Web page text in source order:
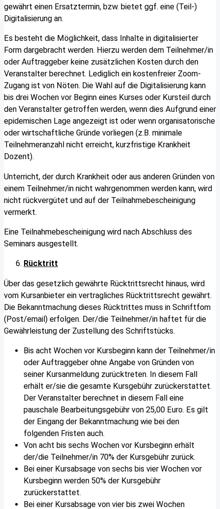
gewährt einen Ersatztermin, bzw. bietet ggf. eine (Teil-)
Digitalisierung an.
Es besteht die Möglichkeit, dass Inhalte in digitalisierter
Form dargebracht werden. Hierzu werden dem Teilnehmer/in
oder Auftraggeber keine zusätzlichen Kosten durch den
Veranstalter berechnet. Lediglich ein kostenfreier Zoom-
Zugang ist von Nöten. Die Wahl auf die Digitalisierung kann
bis drei Wochen vor Beginn eines Kurses oder Kursteil durch
den Veranstalter getroffen werden, wenn dies Aufgrund einer
epidemischen Lage angezeigt ist oder wenn organisatorische
oder wirtschaftliche Gründe vorliegen (z.B. minimale
Teilnehmeranzahl nicht erreicht, kurzfristige Krankheit
Dozent).
Unterricht, der durch Krankheit oder aus anderen Gründen von
einem Teilnehmer/in nicht wahrgenommen werden kann, wird
nicht rückvergütet und auf der Teilnahmebescheinigung
vermerkt.
Eine Teilnahmebescheinigung wird nach Abschluss des
Seminars ausgestellt.
Rücktritt
Über das gesetzlich gewährte Rücktrittsrecht hinaus, wird
vom Kursanbieter ein vertragliches Rücktrittsrecht gewährt.
Die Bekanntmachung dieses Rücktrittes muss in Schriftfom
(Post/email) erfolgen. Der/die Teilnehmer/in haftet für die
Gewährleistung der Zustellung des Schriftstücks.
Bis acht Wochen vor Kursbeginn kann der Teilnehmer/in
oder Auftraggeber ohne Angabe von Gründen von
seiner Kursanmeldung zurücktreten. In diesem Fall
erhält er/sie die gesamte Kursgebühr zurückerstattet.
Der Veranstalter berechnet in diesem Fall eine
pauschale Bearbeitungsgebühr von 25,00 Euro. Es gilt
der Eingang der Bekanntmachung wie bei den
folgenden Fristen auch.
Von acht bis sechs Wochen vor Kursbeginn erhält
der/die Teilnehmer/in 70% der Kursgebühr zurück.
Bei einer Kursabsage von sechs bis vier Wochen vor
Kursbeginn werden 50% der Kursgebühr
zurückerstattet.
Bei einer Kursabsage von vier bis zwei Wochen